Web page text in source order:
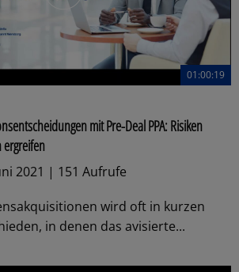
01:00:19
mit Pre-Deal PPA: Risiken
ergreifen
2021 | 151 Aufrufe
wird oft in kurzen
in denen das avisierte...